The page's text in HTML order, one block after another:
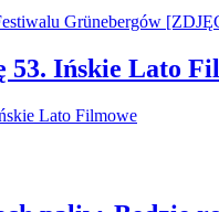
53. Ińskie Lato